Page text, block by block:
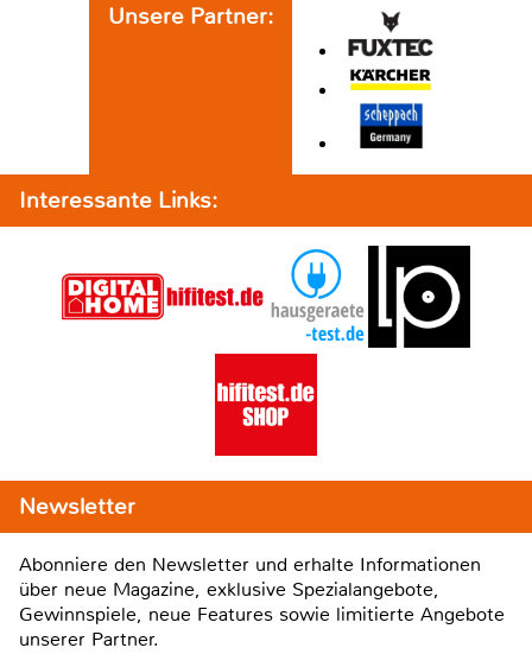
Unsere Partner:
Interessante Links:
Newsletter
Abonniere den Newsletter und erhalte Informationen
über neue Magazine, exklusive Spezialangebote,
Gewinnspiele, neue Features sowie limitierte Angebote
unserer Partner.